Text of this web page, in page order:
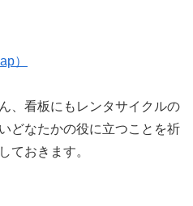
）
、看板にもレンタサイクルの
どなたかの役に立つことを祈
ておきます。